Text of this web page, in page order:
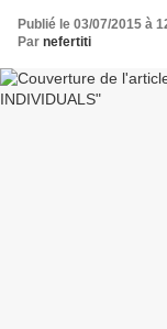
Publié le 03/07/2015 à
Par nefertiti